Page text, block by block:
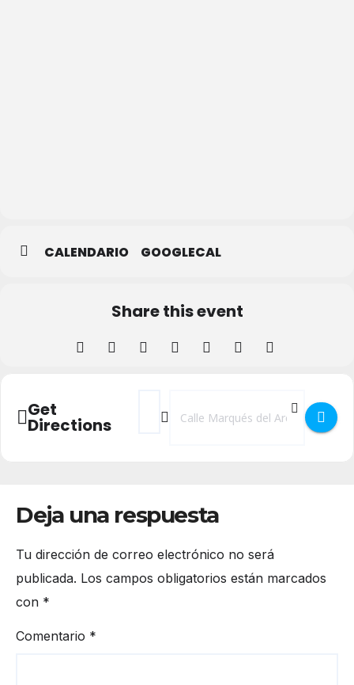
CALENDARIO GOOGLECAL
Share this event
Get
Directions
Address - San Frutos en la Catedral de
Destination Address - San Frutos
Deja una respuesta
Tu dirección de correo electrónico no será
publicada. Los campos obligatorios están marcados
con *
Comentario *